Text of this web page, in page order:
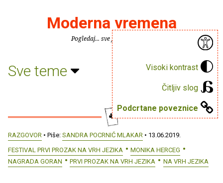
Visoki kontrast
Čitljiv slog
Podcrtane poveznice
Moderna vremena
Pogledaj... sve je puno knjiga.
Sve teme
RAZGOVOR • Piše: SANDRA POCRNIĆ MLAKAR • 13.06.2019.
FESTIVAL PRVI PROZAK NA VRH JEZIKA
MONIKA HERCEG
NAGRADA GORAN
PRVI PROZAK NA VRH JEZIKA NA VRH JEZIKA